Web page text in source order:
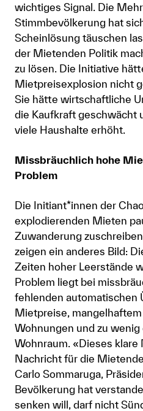
wichtiges Signal. Die
Stimmbevölkerung hat
Scheinlösung täuschen
der Mietenden Politik
zu lösen. Die Initiative
Mietpreisexplosion nicht
Sie hätte wirtschaftliche
die Kaufkraft geschwächt
viele Haushalte erhöht.
Missbräuchlich hohe
Problem
Die Initiant*innen der
explodierenden Mieten
Zuwanderung
zeigen ein anderes Bild:
Zeiten hoher Leerstände
Problem liegt bei
fehlenden automatischen
Mietpreise,
Wohnungen und zu
Wohnraum. «Dieses klare
Nachricht für die
Carlo Sommaruga,
Bevölkerung hat
senken will, darf nicht